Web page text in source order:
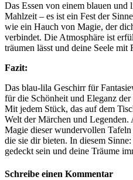
Das Essen von einem blauen und
Mahlzeit – es ist ein Fest der
wie ein Hauch von Magie, der
verbindet. Die Atmosphäre ist
träumen lässt und deine Seele mit
Fazit:
Das blau-lila Geschirr für
für die Schönheit und Eleganz
Mit jedem Stück, das auf dem
Welt der Märchen und
Magie dieser wundervollen
die sie dir bieten. In diesem
gedeckt sein und deine Träume
Schreibe einen Kommentar